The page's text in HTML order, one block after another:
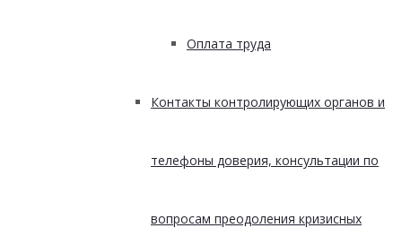
Оплата труда
Контакты контролирующих органов и
телефоны доверия, консультации по
вопросам преодоления кризисных